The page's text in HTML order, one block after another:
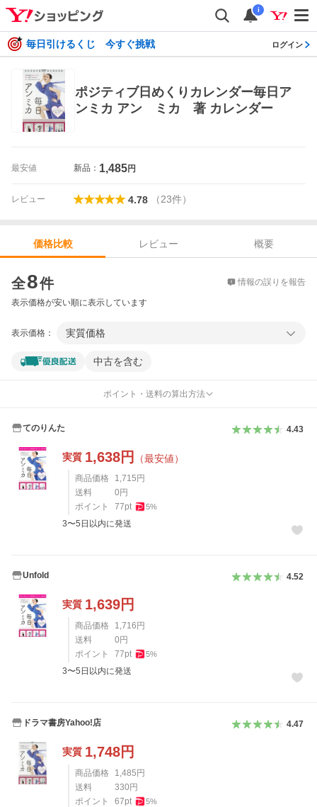
i
毎日引けるくじ 今すぐ挑戦 ログイン
ポジティブ日めくりカレンダー毎日ア
ンミカ アン ミカ 著 カレンダー
最安値 新品： 1,485円
レビュー 4.78 （23件）
価格比較 レビュー
概要
全8件 情報の誤りを報告
表示価格が安い順に表示しています
表示価格： 実質価格
中古を含む
ポイント・送料の算出方法
てのりんた 4.43
実質 1,638円 （最安値）
商品価格 1,715 円
送料
0 円
ポイント
77pt 5%
3〜5日以内に発送
Unfold 4.52
実質 1,639円
商品価格 1,716 円
送料
0 円
ポイント
77pt 5%
3〜5日以内に発送
ドラマ書房Yahoo!店 4.47
実質 1,748円
商品価格 1,485 円
送料
330 円
ポイント
67pt 5%